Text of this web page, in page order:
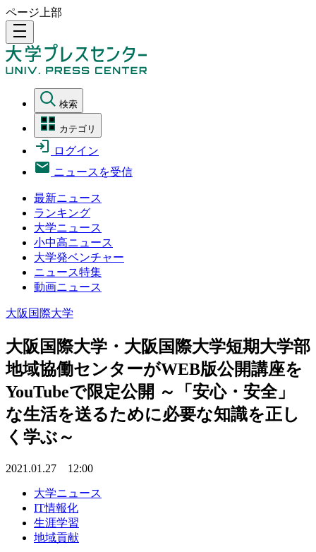
ページ上部
density_medium
検索
カテゴリ
ログイン
ニュースを受信
最新ニュース
ランキング
大学ニュース
小中高ニュース
大学発ベンチャー
ニュース特集
動画ニュース
大阪国際大学
大阪国際大学・大阪国際大学短期大学部
地域協働センターがWEB版公開講座を
YouTubeで限定公開 ～「安心・安全」
な生活を送るために必要な知識を正し
く学ぶ～
2021.01.27 12:00
大学ニュース
IT情報化
生涯学習
地域貢献